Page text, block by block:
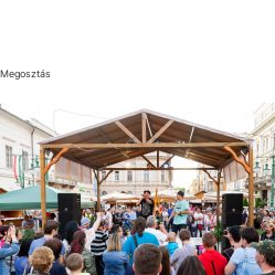
Megosztás